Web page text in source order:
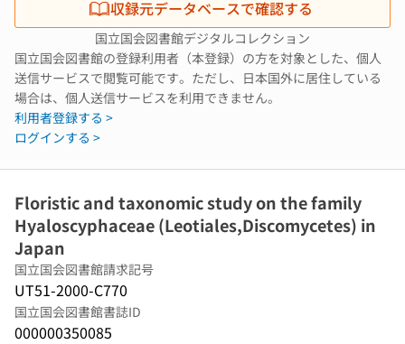
収録元データベースで確認する
国立国会図書館デジタルコレクション
国立国会図書館の登録利用者（本登録）の方を対象とした、個人
送信サービスで閲覧可能です。ただし、日本国外に居住している
場合は、個人送信サービスを利用できません。
利用者登録する >
ログインする >
Floristic and taxonomic study on the family
Hyaloscyphaceae (Leotiales,Discomycetes) in
Japan
国立国会図書館請求記号
UT51-2000-C770
国立国会図書館書誌ID
000000350085